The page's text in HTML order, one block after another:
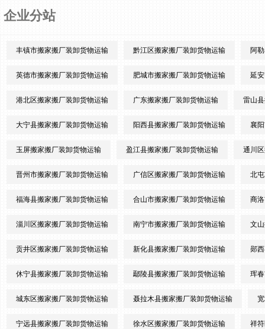
企业分站
丰镇市搬家搬厂装卸货物运输 黔江区搬家搬厂装卸货物运输 阿
英德市搬家搬厂装卸货物运输 肥城市搬家搬厂装卸货物运输 延
港北区搬家搬厂装卸货物运输 广东搬家搬厂装卸货物运输 雷山
大宁县搬家搬厂装卸货物运输 阳西县搬家搬厂装卸货物运输 襄
玉屏搬家搬厂装卸货物运输 盈江县搬家搬厂装卸货物运输 通川
晋州市搬家搬厂装卸货物运输 广信区搬家搬厂装卸货物运输 北
福海县搬家搬厂装卸货物运输 合山市搬家搬厂装卸货物运输 商
淄川区搬家搬厂装卸货物运输 南宁市搬家搬厂装卸货物运输 文
贡井区搬家搬厂装卸货物运输 新化县搬家搬厂装卸货物运输 郧
休宁县搬家搬厂装卸货物运输 鄢陵县搬家搬厂装卸货物运输 珲
城东区搬家搬厂装卸货物运输 聂拉木县搬家搬厂装卸货物运输
宁远县搬家搬厂装卸货物运输 徐水区搬家搬厂装卸货物运输 祥